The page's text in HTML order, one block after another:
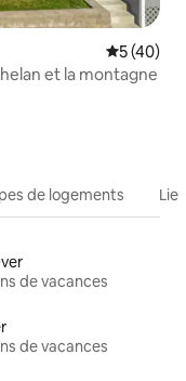
5 (40)
et la montagne
de logements
de vacances
de vacances